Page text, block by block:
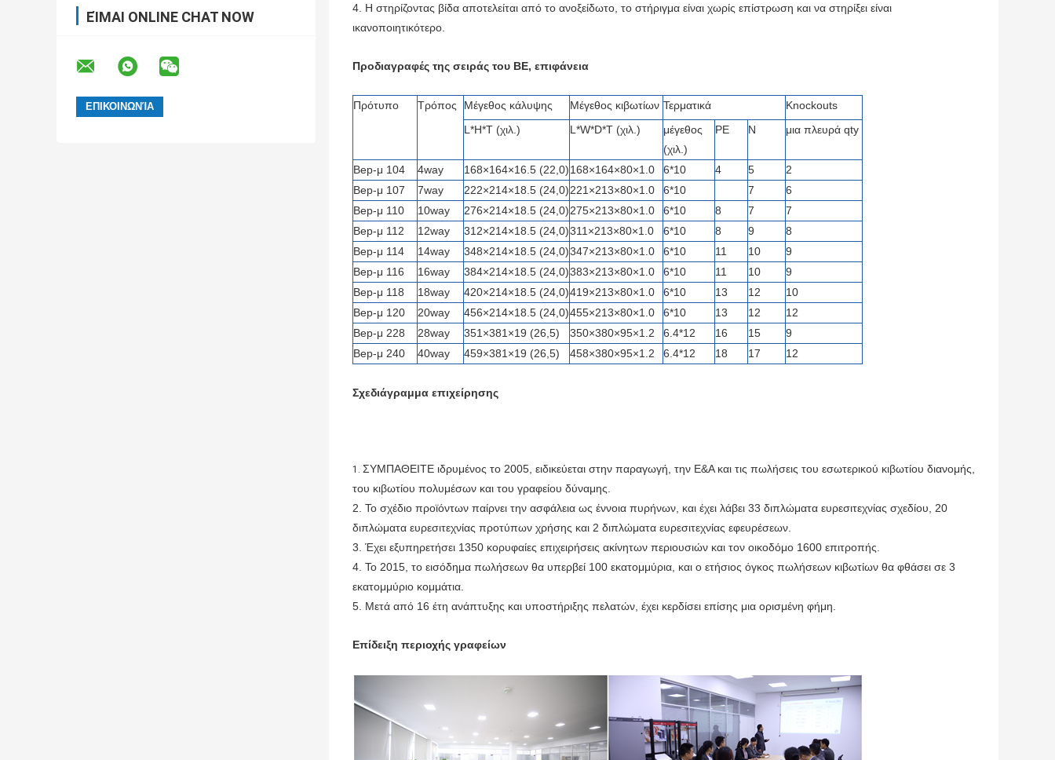
Αφήστε ένα μήνυμα
We bellen je snel terug!
ΥΠΟΒΟΛΉ
ΕΊΜΑΙ ONLINE CHAT NOW
4. Η στηρίζοντας βίδα αποτελείται από το ανοξείδωτο, το στήριγμα είναι χωρίς επίστρωση και να στηρίξει είναι
ικανοποιητικότερο.
Προδιαγραφές της σειράς του BE, επιφάνεια
Πρότυπο Τρόπος Μέγεθος κάλυψης Μέγεθος κιβωτίων Τερματικά
Knockouts
L*H*T (χιλ.)
L*W*D*T (χιλ.)
μέγεθος
(χιλ.)
PE Ν μια πλευρά qty
Bep-μ 104 4way 168×164×16.5 (22,0)168×164×80×1.0 6*10 4 5
2
Bep-μ 107
7way 222×214×18.5 (24,0)221×213×80×1.0 6*10 7
6
Bep-μ 110
10way 276×214×18.5 (24,0)275×213×80×1.0 6*10 8 7
7
Bep-μ 112
12way 312×214×18.5 (24,0)311×213×80×1.0 6*10 8 9
8
Bep-μ 114
14way 348×214×18.5 (24,0)347×213×80×1.0 6*10 11 10
9
Bep-μ 116
16way 384×214×18.5 (24,0)383×213×80×1.0 6*10 11 10
9
Bep-μ 118
18way 420×214×18.5 (24,0)419×213×80×1.0 6*10 13 12
10
Bep-μ 120
20way 456×214×18.5 (24,0)455×213×80×1.0 6*10 13 12
12
Bep-μ 228
28way 351×381×19 (26,5) 350×380×95×1.2 6.4*12 16 15
9
Bep-μ 240
40way 459×381×19 (26,5) 458×380×95×1.2 6.4*12 18 17 12
Σχεδιάγραμμα επιχείρησης
1. ΣΥΜΠΑΘΕΙΤΕ ιδρυμένος το 2005, ειδικεύεται στην παραγωγή, την Ε&Α και τις πωλήσεις του εσωτερικού κιβωτίου διανομής,
του κιβωτίου πολυμέσων και του γραφείου δύναμης.
2. Το σχέδιο προϊόντων παίρνει την ασφάλεια ως έννοια πυρήνων, και έχει λάβει 33 διπλώματα ευρεσιτεχνίας σχεδίου, 20
διπλώματα ευρεσιτεχνίας προτύπων χρήσης και 2 διπλώματα ευρεσιτεχνίας εφευρέσεων.
3. Έχει εξυπηρετήσει 1350 κορυφαίες επιχειρήσεις ακίνητων περιουσιών και τον οικοδόμο 1600 επιτροπής.
4. Το 2015, το εισόδημα πωλήσεων θα υπερβεί 100 εκατομμύρια, και ο ετήσιος όγκος πωλήσεων κιβωτίων θα φθάσει σε 3
εκατομμύριο κομμάτια.
5. Μετά από 16 έτη ανάπτυξης και υποστήριξης πελατών, έχει κερδίσει επίσης μια ορισμένη φήμη.
Επίδειξη περιοχής γραφείων